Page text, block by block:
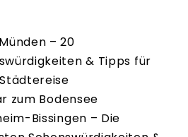
– 20
& Tipps für
zum Bodensee
Bissingen – Die